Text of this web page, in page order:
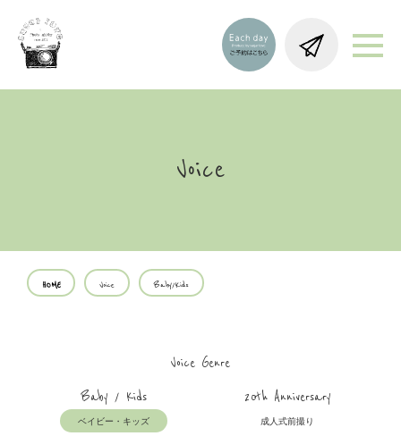
Voice
HOME Voice Baby/Kids
Voice Genre
Baby / Kids
ベイビー・キッズ
20th Anniversary
成人式前撮り